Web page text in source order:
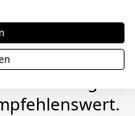
Ring nicht
ein 25 %